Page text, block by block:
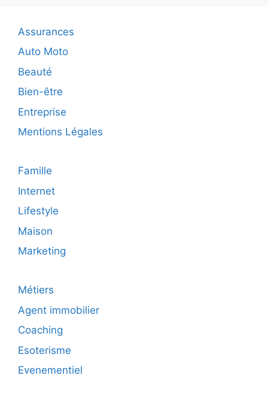
Assurances
Auto Moto
Beauté
Bien-être
Entreprise
Mentions Légales
Famille
Internet
Lifestyle
Maison
Marketing
Métiers
Agent immobilier
Coaching
Esoterisme
Evenementiel